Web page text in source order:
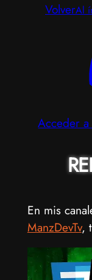
VolverAl
Acceder
En mis
ManzDevTv,